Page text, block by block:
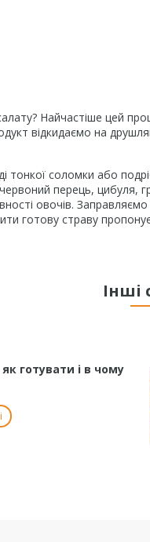
Найчастіше цей
відкидаємо на
тонкої соломки або
перець,
овочів.
готову страву
Інші
готувати і в чому